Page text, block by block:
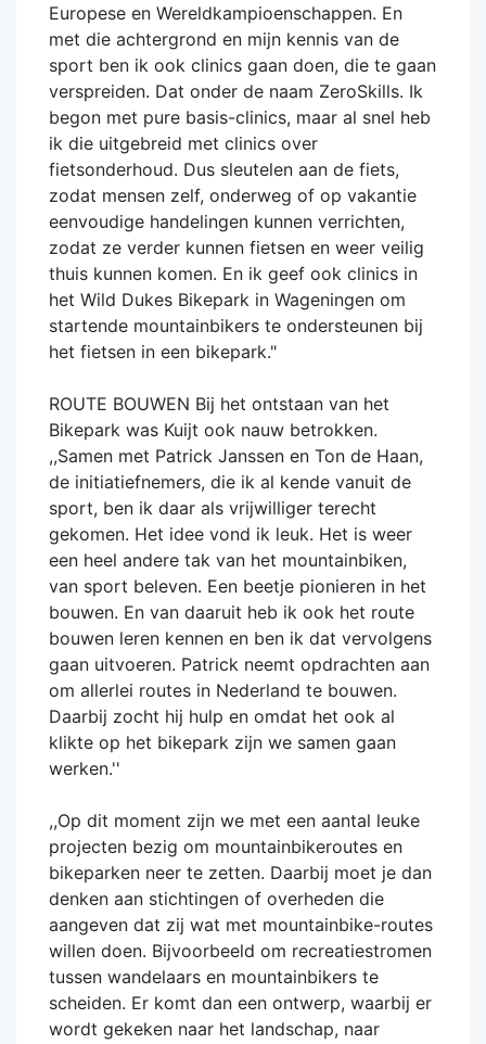
Europese en Wereldkampioenschappen. En
met die achtergrond en mijn kennis van de
sport ben ik ook clinics gaan doen, die te gaan
verspreiden. Dat onder de naam ZeroSkills. Ik
begon met pure basis-clinics, maar al snel heb
ik die uitgebreid met clinics over
fietsonderhoud. Dus sleutelen aan de fiets,
zodat mensen zelf, onderweg of op vakantie
eenvoudige handelingen kunnen verrichten,
zodat ze verder kunnen fietsen en weer veilig
thuis kunnen komen. En ik geef ook clinics in
het Wild Dukes Bikepark in Wageningen om
startende mountainbikers te ondersteunen bij
het fietsen in een bikepark."
ROUTE BOUWEN Bij het ontstaan van het
Bikepark was Kuijt ook nauw betrokken.
,,Samen met Patrick Janssen en Ton de Haan,
de initiatiefnemers, die ik al kende vanuit de
sport, ben ik daar als vrijwilliger terecht
gekomen. Het idee vond ik leuk. Het is weer
een heel andere tak van het mountainbiken,
van sport beleven. Een beetje pionieren in het
bouwen. En van daaruit heb ik ook het route
bouwen leren kennen en ben ik dat vervolgens
gaan uitvoeren. Patrick neemt opdrachten aan
om allerlei routes in Nederland te bouwen.
Daarbij zocht hij hulp en omdat het ook al
klikte op het bikepark zijn we samen gaan
werken.''
,,Op dit moment zijn we met een aantal leuke
projecten bezig om mountainbikeroutes en
bikeparken neer te zetten. Daarbij moet je dan
denken aan stichtingen of overheden die
aangeven dat zij wat met mountainbike-routes
willen doen. Bijvoorbeeld om recreatiestromen
tussen wandelaars en mountainbikers te
scheiden. Er komt dan een ontwerp, waarbij er
wordt gekeken naar het landschap, naar